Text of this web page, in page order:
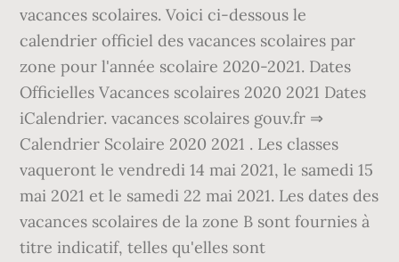
vacances scolaires. Voici ci-dessous le
calendrier officiel des vacances scolaires par
zone pour l'année scolaire 2020-2021. Dates
Officielles Vacances scolaires 2020 2021 Dates
iCalendrier. vacances scolaires gouv.fr ⇒
Calendrier Scolaire 2020 2021 . Les classes
vaqueront le vendredi 14 mai 2021, le samedi 15
mai 2021 et le samedi 22 mai 2021. Les dates des
vacances scolaires de la zone B sont fournies à
titre indicatif, telles qu'elles sont